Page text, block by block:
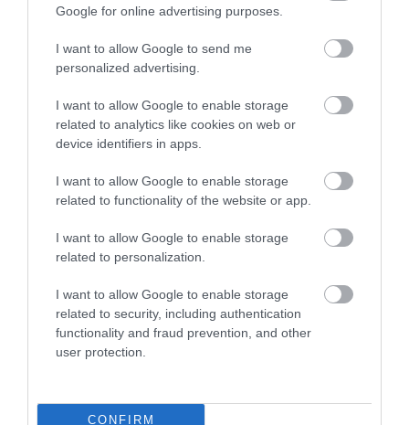
Google for online advertising purposes.
I want to allow Google to send me
personalized advertising.
I want to allow Google to enable storage
related to analytics like cookies on web or
device identifiers in apps.
I want to allow Google to enable storage
related to functionality of the website or app.
I want to allow Google to enable storage
related to personalization.
I want to allow Google to enable storage
related to security, including authentication
functionality and fraud prevention, and other
user protection.
CONFIRM
Még izmosabb McLaren
Ledobta a tetejét a McLaren 720S